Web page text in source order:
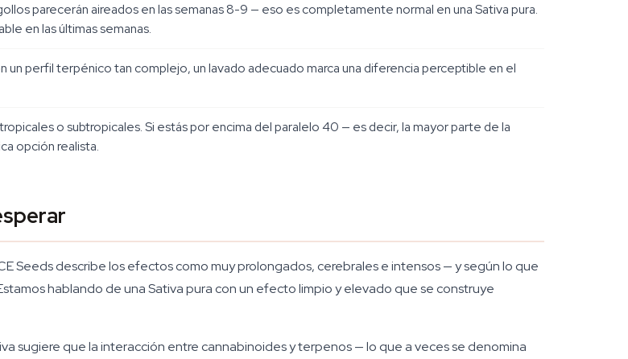
parecerán aireados en las semanas 8-9 — eso es completamente normal en una Sativa pura.
en las últimas semanas.
un perfil terpénico tan complejo, un lavado adecuado marca una diferencia perceptible en el
o subtropicales. Si estás por encima del paralelo 40 — es decir, la mayor parte de la
opción realista.
Seeds describe los efectos como muy prolongados, cerebrales e intensos — y según lo que
hablando de una Sativa pura con un efecto limpio y elevado que se construye
sugiere que la interacción entre cannabinoides y terpenos — lo que a veces se denomina